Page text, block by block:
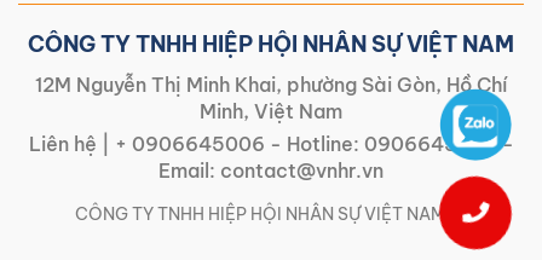
CÔNG TY TNHH HIỆP HỘI NHÂN SỰ VIỆT NAM
12M Nguyễn Thị Minh Khai, phường Sài Gòn, Hồ Chí
Minh, Việt Nam
Liên hệ |
+ 0906645006 - Hotline: 0906645006-
Email: contact@vnhr.vn
CÔNG TY TNHH HIỆP HỘI NHÂN SỰ VIỆT NAM | |